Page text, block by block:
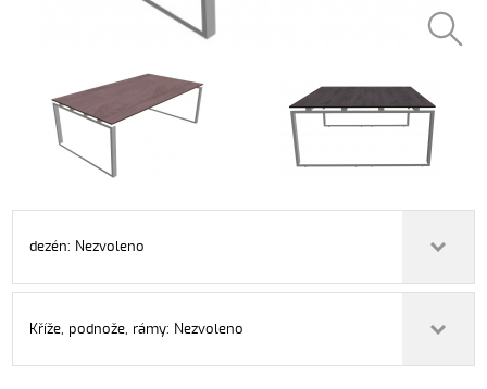
dezén: Nezvoleno
Kříže, podnože, rámy: Nezvoleno